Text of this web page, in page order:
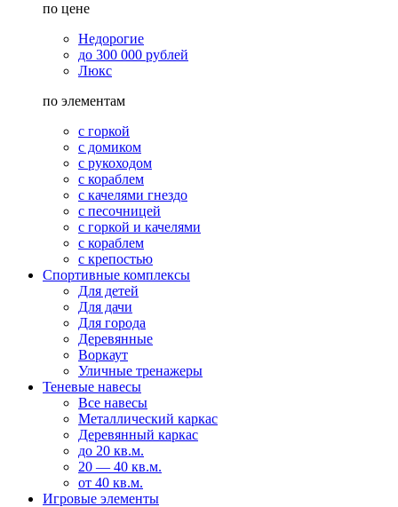
по цене
Недорогие
до 300 000 рублей
Люкс
по элементам
с горкой
с домиком
с рукоходом
с кораблем
с качелями гнездо
с песочницей
с горкой и качелями
с кораблем
с крепостью
Спортивные комплексы
Для детей
Для дачи
Для города
Деревянные
Воркаут
Уличные тренажеры
Теневые навесы
Все навесы
Металлический каркас
Деревянный каркас
до 20 кв.м.
20 — 40 кв.м.
от 40 кв.м.
Игровые элементы